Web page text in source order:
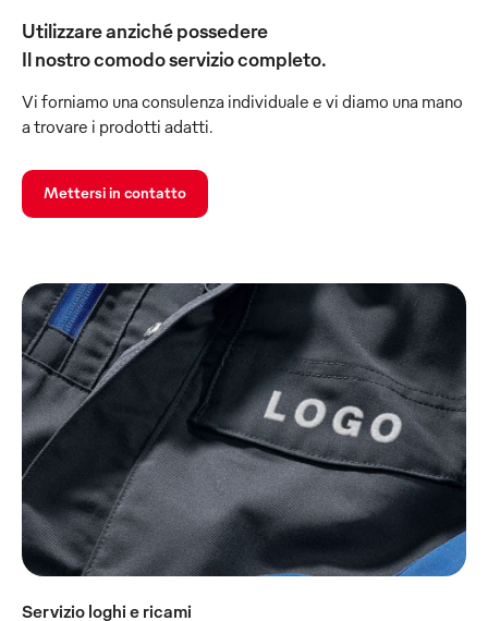
Utilizzare anziché possedere
Il nostro comodo servizio completo.
Vi forniamo una consulenza individuale e vi diamo una mano
a trovare i prodotti adatti.
Mettersi in contatto
Servizio loghi e ricami